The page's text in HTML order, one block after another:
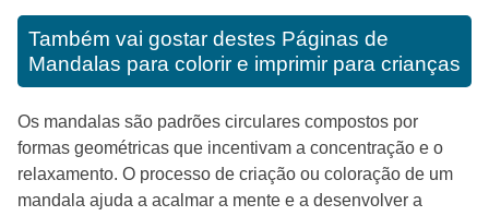
Também vai gostar destes Páginas de
Mandalas para colorir e imprimir para crianças
Os mandalas são padrões circulares compostos por
formas geométricas que incentivam a concentração e o
relaxamento. O processo de criação ou coloração de um
mandala ajuda a acalmar a mente e a desenvolver a